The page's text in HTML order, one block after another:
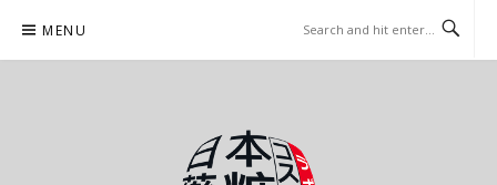
content
MENU